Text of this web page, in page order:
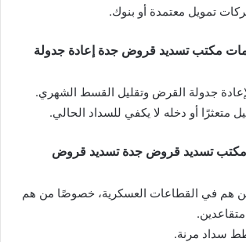
تمويل معتمدة أو بنوك.
مكتب تسديد قروض جدة إعادة جدولة
جدولة القرض وتقليل القسط الشهري.
متعثرًا أو دخله لا يكفي للسداد الحالي.
تسديد قروض جدة تسديد قروض
في القطاعات العسكرية، خصوصًا من هم
سداد مرنة.